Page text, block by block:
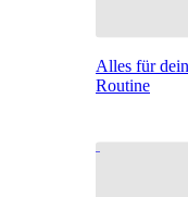
Alles für
Routine